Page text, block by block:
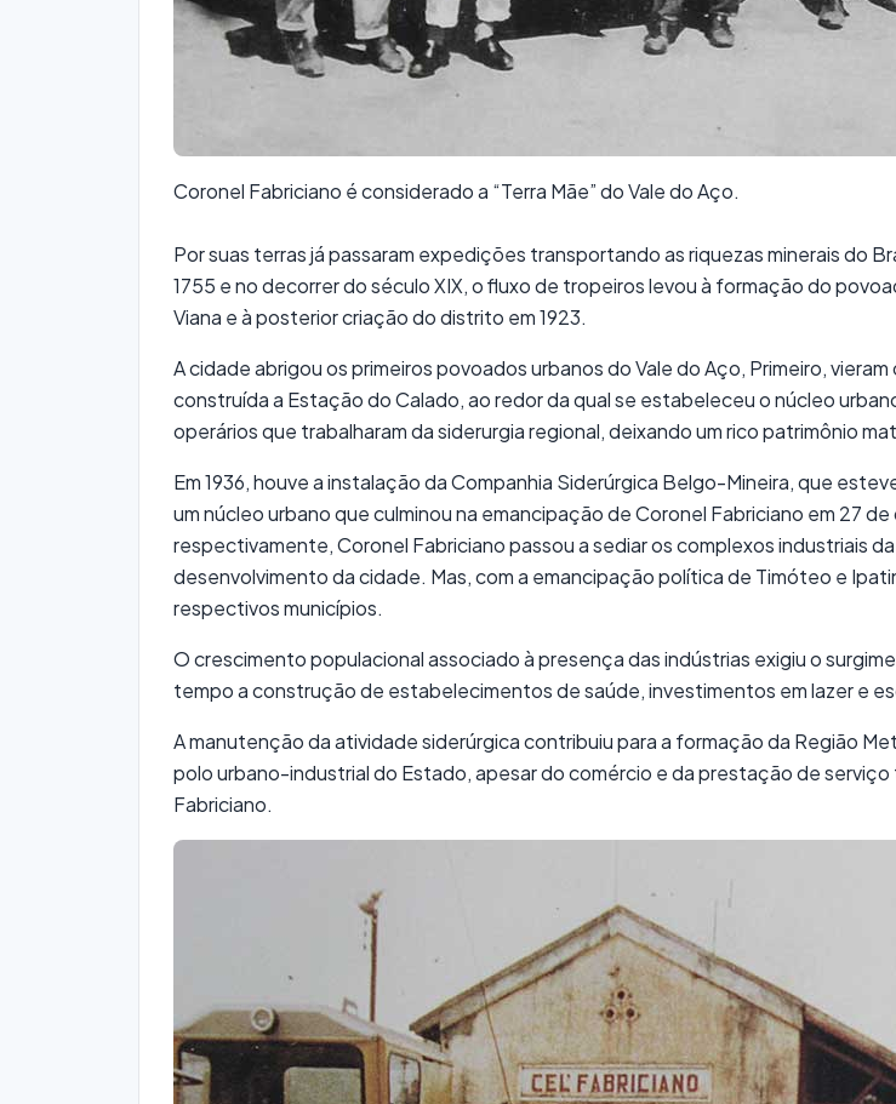
Coronel Fabriciano é considerado a “Terra Mãe” do Vale do Aço.
Por suas terras já passaram expedições transportando as riquezas minerais do
1755 e no decorrer do século XIX, o fluxo de tropeiros levou à formação do
Viana e à posterior criação do distrito em 1923.
A cidade abrigou os primeiros povoados urbanos do Vale do Aço, Primeiro,
construída a Estação do Calado, ao redor da qual se estabeleceu o núcleo
operários que trabalharam da siderurgia regional, deixando um rico patrimônio
Em 1936, houve a instalação da Companhia Siderúrgica Belgo-Mineira, que
um núcleo urbano que culminou na emancipação de Coronel Fabriciano em 27
respectivamente, Coronel Fabriciano passou a sediar os complexos industriais
desenvolvimento da cidade. Mas, com a emancipação política de Timóteo e
respectivos municípios.
O crescimento populacional associado à presença das indústrias exigiu o
tempo a construção de estabelecimentos de saúde, investimentos em lazer e
A manutenção da atividade siderúrgica contribuiu para a formação da Região
polo urbano-industrial do Estado, apesar do comércio e da prestação de
Fabriciano.